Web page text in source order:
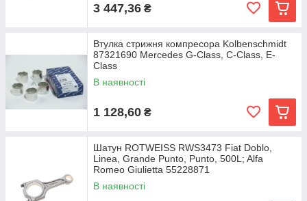
3 447,36 ₴
Втулка стрижня компресора Kolbenschmidt
87321690 Mercedes G-Class, C-Class, E-
Class
В наявності
1 128,60 ₴
Шатун ROTWEISS RWS3473 Fiat Doblo,
Linea, Grande Punto, Punto, 500L; Alfa
Romeo Giulietta 55228871
В наявності